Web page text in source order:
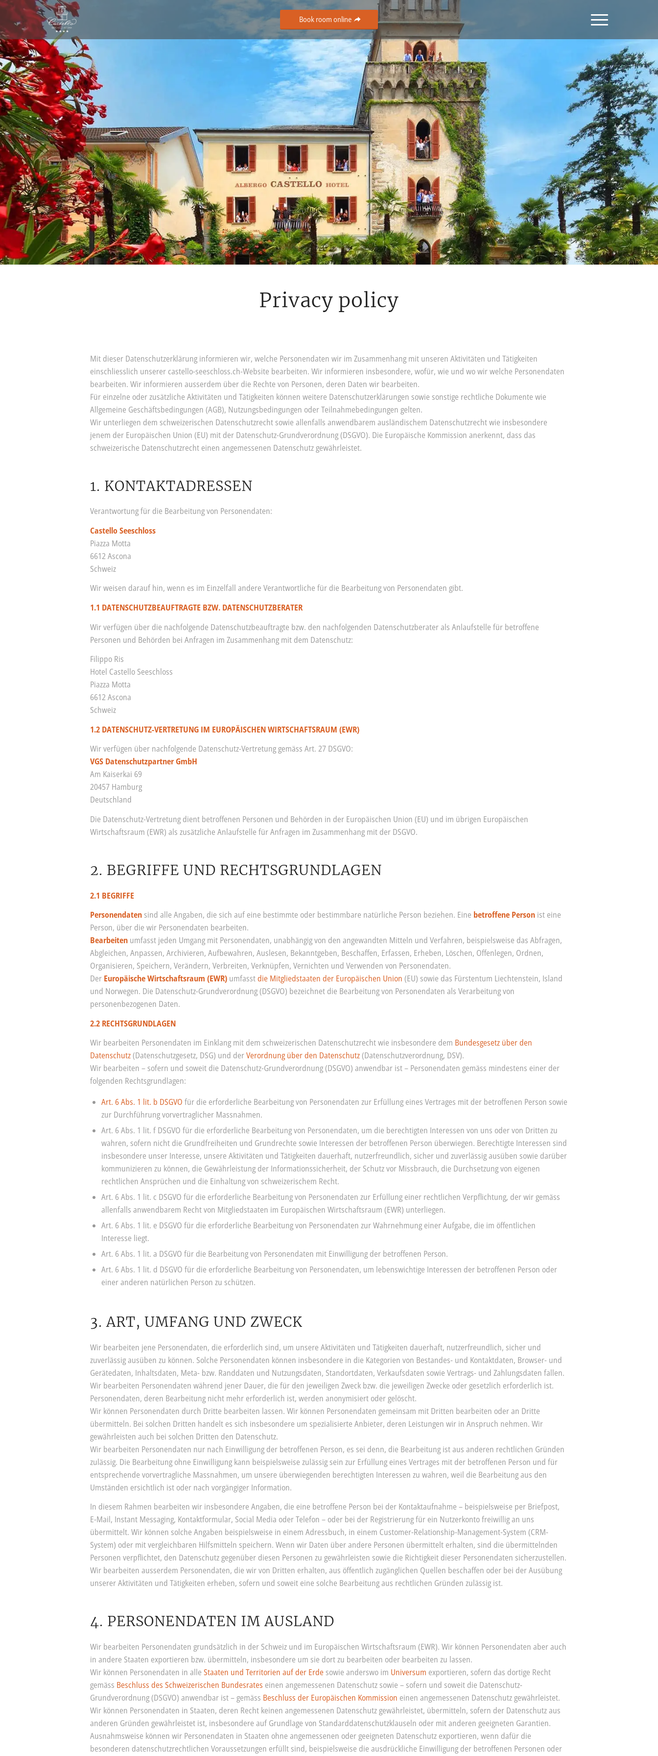
Book room online
Privacy policy
Mit dieser Datenschutzerklärung informieren wir, welche Personendaten wir im Zusammenhang mit unseren Aktivitäten und Tätigkeiten
einschliesslich unserer castello-seeschloss.ch-Website bearbeiten. Wir informieren insbesondere, wofür, wie und wo wir welche Personendaten
bearbeiten. Wir informieren ausserdem über die Rechte von Personen, deren Daten wir bearbeiten.
Für einzelne oder zusätzliche Aktivitäten und Tätigkeiten können weitere Datenschutzerklärungen sowie sonstige rechtliche Dokumente wie
Allgemeine Geschäftsbedingungen (AGB), Nutzungsbedingungen oder Teilnahmebedingungen gelten.
Wir unterliegen dem schweizerischen Datenschutzrecht sowie allenfalls anwendbarem ausländischem Datenschutzrecht wie insbesondere
jenem der Europäischen Union (EU) mit der Datenschutz-Grundverordnung (DSGVO). Die Europäische Kommission anerkennt, dass das
schweizerische Datenschutzrecht einen angemessenen Datenschutz gewährleistet.
1. KONTAKTADRESSEN
Verantwortung für die Bearbeitung von Personendaten:
Castello Seeschloss
Piazza Motta
6612 Ascona
Schweiz
Wir weisen darauf hin, wenn es im Einzelfall andere Verantwortliche für die Bearbeitung von Personendaten gibt.
1.1 DATENSCHUTZBEAUFTRAGTE BZW. DATENSCHUTZBERATER
Wir verfügen über die nachfolgende Datenschutzbeauftragte bzw. den nachfolgenden Datenschutzberater als Anlaufstelle für betroffene
Personen und Behörden bei Anfragen im Zusammenhang mit dem Datenschutz:
Filippo Ris
Hotel Castello Seeschloss
Piazza Motta
6612 Ascona
Schweiz
1.2 DATENSCHUTZ-VERTRETUNG IM EUROPÄISCHEN WIRTSCHAFTSRAUM (EWR)
Wir verfügen über nachfolgende Datenschutz-Vertretung gemäss Art. 27 DSGVO:
VGS Datenschutzpartner GmbH
Am Kaiserkai 69
20457 Hamburg
Deutschland
Die Datenschutz-Vertretung dient betroffenen Personen und Behörden in der Europäischen Union (EU) und im übrigen Europäischen
Wirtschaftsraum (EWR) als zusätzliche Anlaufstelle für Anfragen im Zusammenhang mit der DSGVO.
2. BEGRIFFE UND RECHTSGRUNDLAGEN
2.1 BEGRIFFE
Personendatensind alle Angaben, die sich auf eine bestimmte oder bestimmbare natürliche Person beziehen. Eine betroffene Person ist eine
Person, über die wir Personendaten bearbeiten.
Bearbeiten umfasst jeden Umgang mit Personendaten, unabhängig von den angewandten Mitteln und Verfahren, beispielsweise das Abfragen,
Abgleichen, Anpassen, Archivieren, Aufbewahren, Auslesen, Bekanntgeben, Beschaffen, Erfassen, Erheben, Löschen, Offenlegen, Ordnen,
Organisieren, Speichern, Verändern, Verbreiten, Verknüpfen, Vernichten und Verwenden von Personendaten.
Der Europäische Wirtschaftsraum (EWR) umfasstdie Mitgliedstaaten der Europäischen Union (EU) sowie das Fürstentum Liechtenstein, Island
und Norwegen. Die Datenschutz-Grundverordnung (DSGVO) bezeichnet die Bearbeitung von Personendaten als Verarbeitung von
personenbezogenen Daten.
2.2 RECHTSGRUNDLAGEN
Wir bearbeiten Personendaten im Einklang mit dem schweizerischen Datenschutzrecht wie insbesondere dem Bundesgesetz über den
Datenschutz(Datenschutzgesetz, DSG) und derVerordnung über den Datenschutz(Datenschutzverordnung, DSV).
Wir bearbeiten – sofern und soweit die Datenschutz-Grundverordnung (DSGVO) anwendbar ist – Personendaten gemäss mindestens einer der
folgenden Rechtsgrundlagen:
Art. 6 Abs. 1 lit. b DSGVO für die erforderliche Bearbeitung von Personendaten zur Erfüllung eines Vertrages mit der betroffenen Person sowie
zur Durchführung vorvertraglicher Massnahmen.
Art. 6 Abs. 1 lit. f DSGVO für die erforderliche Bearbeitung von Personendaten, um die berechtigten Interessen von uns oder von Dritten zu
wahren, sofern nicht die Grundfreiheiten und Grundrechte sowie Interessen der betroffenen Person überwiegen. Berechtigte Interessen sind
insbesondere unser Interesse, unsere Aktivitäten und Tätigkeiten dauerhaft, nutzerfreundlich, sicher und zuverlässig ausüben sowie darüber
kommunizieren zu können, die Gewährleistung der Informationssicherheit, der Schutz vor Missbrauch, die Durchsetzung von eigenen
rechtlichen Ansprüchen und die Einhaltung von schweizerischem Recht.
Art. 6 Abs. 1 lit. c DSGVO für die erforderliche Bearbeitung von Personendaten zur Erfüllung einer rechtlichen Verpflichtung, der wir gemäss
allenfalls anwendbarem Recht von Mitgliedstaaten im Europäischen Wirtschaftsraum (EWR) unterliegen.
Art. 6 Abs. 1 lit. e DSGVO für die erforderliche Bearbeitung von Personendaten zur Wahrnehmung einer Aufgabe, die im öffentlichen
Interesse liegt.
Art. 6 Abs. 1 lit. a DSGVO für die Bearbeitung von Personendaten mit Einwilligung der betroffenen Person.
Art. 6 Abs. 1 lit. d DSGVO für die erforderliche Bearbeitung von Personendaten, um lebenswichtige Interessen der betroffenen Person oder
einer anderen natürlichen Person zu schützen.
3. ART, UMFANG UND ZWECK
Wir bearbeiten jene Personendaten, die erforderlich sind, um unsere Aktivitäten und Tätigkeiten dauerhaft, nutzerfreundlich, sicher und
zuverlässig ausüben zu können. Solche Personendaten können insbesondere in die Kategorien von Bestandes- und Kontaktdaten, Browser- und
Gerätedaten, Inhaltsdaten, Meta- bzw. Randdaten und Nutzungsdaten, Standortdaten, Verkaufsdaten sowie Vertrags- und Zahlungsdaten fallen.
Wir bearbeiten Personendaten während jener Dauer, die für den jeweiligen Zweck bzw. die jeweiligen Zwecke oder gesetzlich erforderlich ist.
Personendaten, deren Bearbeitung nicht mehr erforderlich ist, werden anonymisiert oder gelöscht.
Wir können Personendaten durch Dritte bearbeiten lassen. Wir können Personendaten gemeinsam mit Dritten bearbeiten oder an Dritte
übermitteln. Bei solchen Dritten handelt es sich insbesondere um spezialisierte Anbieter, deren Leistungen wir in Anspruch nehmen. Wir
gewährleisten auch bei solchen Dritten den Datenschutz.
Wir bearbeiten Personendaten nur nach Einwilligung der betroffenen Person, es sei denn, die Bearbeitung ist aus anderen rechtlichen Gründen
zulässig. Die Bearbeitung ohne Einwilligung kann beispielsweise zulässig sein zur Erfüllung eines Vertrages mit der betroffenen Person und für
entsprechende vorvertragliche Massnahmen, um unsere überwiegenden berechtigten Interessen zu wahren, weil die Bearbeitung aus den
Umständen ersichtlich ist oder nach vorgängiger Information.
In diesem Rahmen bearbeiten wir insbesondere Angaben, die eine betroffene Person bei der Kontaktaufnahme – beispielsweise per Briefpost,
E-Mail, Instant Messaging, Kontaktformular, Social Media oder Telefon – oder bei der Registrierung für ein Nutzerkonto freiwillig an uns
übermittelt. Wir können solche Angaben beispielsweise in einem Adressbuch, in einem Customer-Relationship-Management-System (CRM-
System) oder mit vergleichbaren Hilfsmitteln speichern. Wenn wir Daten über andere Personen übermittelt erhalten, sind die übermittelnden
Personen verpflichtet, den Datenschutz gegenüber diesen Personen zu gewährleisten sowie die Richtigkeit dieser Personendaten sicherzustellen.
Wir bearbeiten ausserdem Personendaten, die wir von Dritten erhalten, aus öffentlich zugänglichen Quellen beschaffen oder bei der Ausübung
unserer Aktivitäten und Tätigkeiten erheben, sofern und soweit eine solche Bearbeitung aus rechtlichen Gründen zulässig ist.
4. PERSONENDATEN IM AUSLAND
Wir bearbeiten Personendaten grundsätzlich in der Schweiz und im Europäischen Wirtschaftsraum (EWR). Wir können Personendaten aber auch
in andere Staaten exportieren bzw. übermitteln, insbesondere um sie dort zu bearbeiten oder bearbeiten zu lassen.
Wir können Personendaten in alleStaaten und Territorien auf der Erde sowie anderswo im Universum exportieren, sofern das dortige Recht
gemäss Beschluss des Schweizerischen Bundesrates einen angemessenen Datenschutz sowie – sofern und soweit die Datenschutz-
Grundverordnung (DSGVO) anwendbar ist – gemäss Beschluss der Europäischen Kommission einen angemessenen Datenschutz gewährleistet.
Wir können Personendaten in Staaten, deren Recht keinen angemessenen Datenschutz gewährleistet, übermitteln, sofern der Datenschutz aus
anderen Gründen gewährleistet ist, insbesondere auf Grundlage von Standarddatenschutzklauseln oder mit anderen geeigneten Garantien.
Ausnahmsweise können wir Personendaten in Staaten ohne angemessenen oder geeigneten Datenschutz exportieren, wenn dafür die
besonderen datenschutzrechtlichen Voraussetzungen erfüllt sind, beispielsweise die ausdrückliche Einwilligung der betroffenen Personen oder